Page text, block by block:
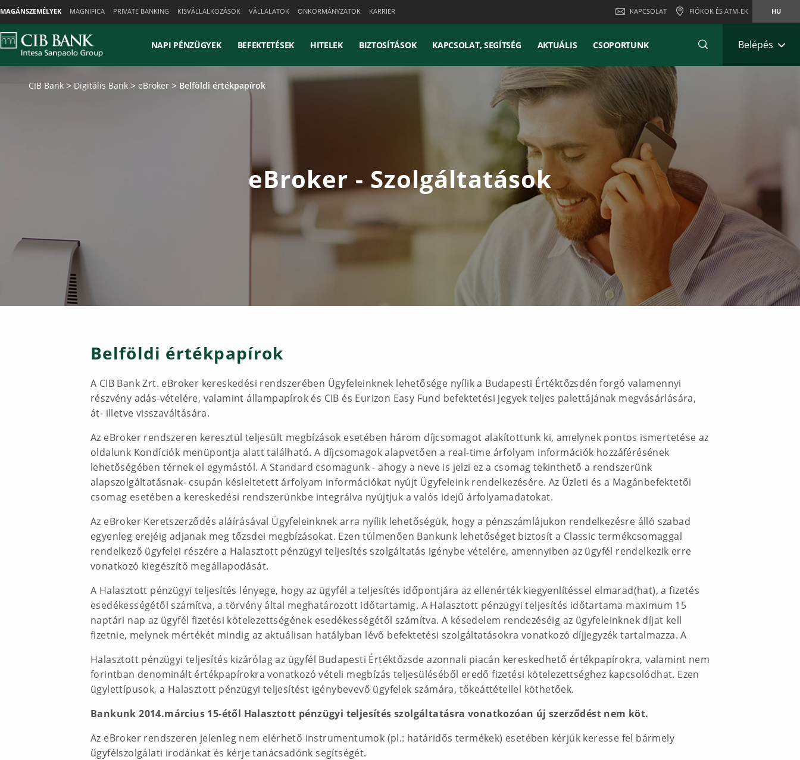
Skiplinks
MAGÁNSZEMÉLYEK MAGNIFICA PRIVATE BANKING KISVÁLLALKOZÁSOK VÁLLALATOK ÖNKORMÁNYZATOK KARRIER KAPCSOLAT FIÓKOK ÉS ATM-EK HU
NAPI PÉNZÜGYEK BEFEKTETÉSEK HITELEK BIZTOSÍTÁSOK KAPCSOLAT, SEGÍTSÉG AKTUÁLIS CSOPORTUNK Belépés
CIB Bank Digitális Bank eBroker Belföldi értékpapírok
eBroker - Szolgáltatások
Belföldi értékpapírok
A CIB Bank Zrt. eBroker kereskedési rendszerében Ügyfeleinknek lehetősége nyílik a Budapesti Értéktőzsdén forgó valamennyi
részvény adás-vételére, valamint állampapírok és CIB és Eurizon Easy Fund befektetési jegyek teljes palettájának megvásárlására,
át- illetve visszaváltására.
Az eBroker rendszeren keresztül teljesült megbízások esetében három díjcsomagot alakítottunk ki, amelynek pontos ismertetése az
oldalunk Kondíciók menüpontja alatt található. A díjcsomagok alapvetően a real-time árfolyam információk hozzáférésének
lehetőségében térnek el egymástól. A Standard csomagunk - ahogy a neve is jelzi ez a csomag tekinthető a rendszerünk
alapszolgáltatásnak- csupán késleltetett árfolyam információkat nyújt Ügyfeleink rendelkezésére. Az Üzleti és a Magánbefektetői
csomag esetében a kereskedési rendszerünkbe integrálva nyújtjuk a valós idejű árfolyamadatokat.
Az eBroker Keretszerződés aláírásával Ügyfeleinknek arra nyílik lehetőségük, hogy a pénzszámlájukon rendelkezésre álló szabad
egyenleg erejéig adjanak meg tőzsdei megbízásokat. Ezen túlmenően Bankunk lehetőséget biztosít a Classic termékcsomaggal
rendelkező ügyfelei részére a Halasztott pénzügyi teljesítés szolgáltatás igénybe vételére, amennyiben az ügyfél rendelkezik erre
vonatkozó kiegészítő megállapodását.
A Halasztott pénzügyi teljesítés lényege, hogy az ügyfél a teljesítés időpontjára az ellenérték kiegyenlítéssel elmarad(hat), a fizetés
esedékességétől számítva, a törvény által meghatározott időtartamig. A Halasztott pénzügyi teljesítés időtartama maximum 15
naptári nap az ügyfél fizetési kötelezettségének esedékességétől számítva. A késedelem rendezéséig az ügyfeleinknek díjat kell
fizetnie, melynek mértékét mindig az aktuálisan hatályban lévő befektetési szolgáltatásokra vonatkozó díjjegyzék tartalmazza. A
Halasztott pénzügyi teljesítés kizárólag az ügyfél Budapesti Értéktőzsde azonnali piacán kereskedhető értékpapírokra, valamint nem
forintban denominált értékpapírokra vonatkozó vételi megbízás teljesüléséből eredő fizetési kötelezettséghez kapcsolódhat. Ezen
ügylettípusok, a Halasztott pénzügyi teljesítést igénybevevő ügyfelek számára, tőkeáttétellel köthetőek.
Bankunk 2014.március 15-étől Halasztott pénzügyi teljesítés szolgáltatásra vonatkozóan új szerződést nem köt.
Az eBroker rendszeren jelenleg nem elérhető instrumentumok (pl.: határidős termékek) esetében kérjük keresse fel bármely
ügyfélszolgálati irodánkat és kérje tanácsadónk segítségét.